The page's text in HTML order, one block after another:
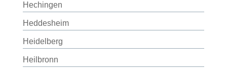
Hechingen
Heddesheim
Heidelberg
Heilbronn